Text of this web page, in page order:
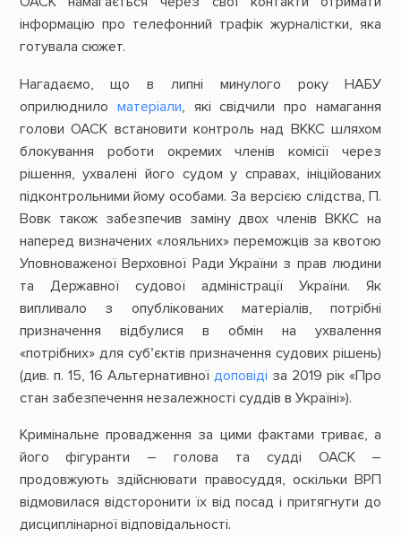
інформацію про телефонний трафік журналістки, яка
готувала сюжет.
Нагадаємо, що в липні минулого року НАБУ
оприлюднило матеріали, які свідчили про намагання
голови ОАСК встановити контроль над ВККС шляхом
блокування роботи окремих членів комісії через
рішення, ухвалені його судом у справах, ініційованих
підконтрольними йому особами. За версією слідства, П.
Вовк також забезпечив заміну двох членів ВККС на
наперед визначених «лояльних» переможців за квотою
Уповноваженої Верховної Ради України з прав людини
та Державної судової адміністрації України. Як
випливало з опублікованих матеріалів, потрібні
призначення відбулися в обмін на ухвалення
«потрібних» для суб’єктів призначення судових рішень)
(див. п. 15, 16 Альтернативноїдоповіді за 2019 рік «Про
стан забезпечення незалежності суддів в Україні»).
Кримінальне провадження за цими фактами триває, а
його фігуранти – голова та судді ОАСК –
продовжують здійснювати правосуддя, оскільки ВРП
відмовилася відсторонити їх від посад і притягнути до
дисциплінарної відповідальності.